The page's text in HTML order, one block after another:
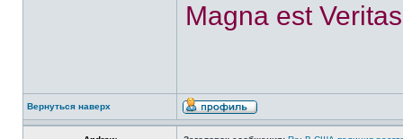
Magna est
Вернуться наверх